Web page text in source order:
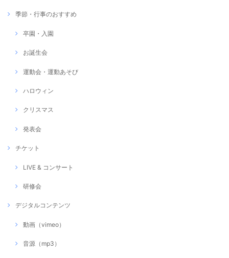
季節・行事のおすすめ
卒園・入園
お誕生会
運動会・運動あそび
ハロウィン
クリスマス
発表会
チケット
LIVE & コンサート
研修会
デジタルコンテンツ
動画（vimeo）
音源（mp3）